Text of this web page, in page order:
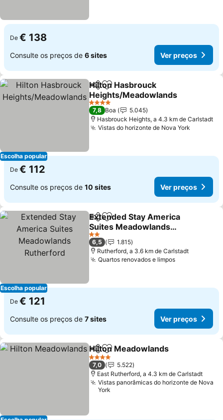
De € 138
Consulte os preços de 6 sites Ver preços
Escolha popular
PartilharAdicionar aos favoritos
Hilton Hasbrouck
Heights/Meadowlands
4 Estrelas
7,8 Boa
5.045
Hasbrouck Heights, a 4.3 km de Carlstadt
Vistas do horizonte de Nova York
De € 112
Consulte os preços de 10 sites Ver preços
Escolha popular
PartilharAdicionar aos favoritos
Extended Stay America
Suites Meadowlands
Rutherford
2 Estrelas
6,5
1.815
Rutherford, a 3.6 km de Carlstadt
Quartos renovados e limpos
De € 121
Consulte os preços de 7 sites Ver preços
PartilharAdicionar aos favoritos
Hilton Meadowlands
4 Estrelas
7,0
5.522
East Rutherford, a 4.3 km de Carlstadt
Vistas panorâmicas do horizonte de Nova
York